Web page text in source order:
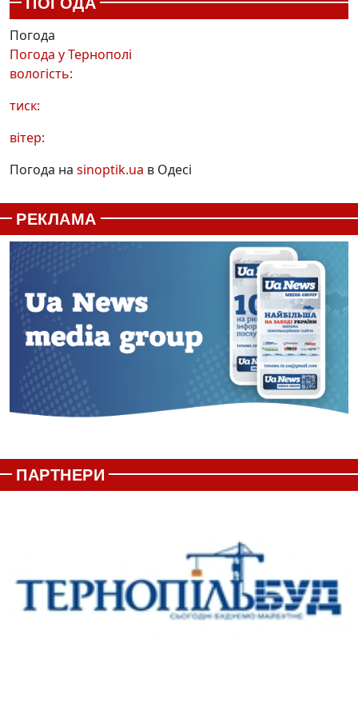
Погода
Погода уТернополі
вологість:
тиск:
вітер:
Погода на sinoptik.ua в Одесі
РЕКЛАМА
ПАРТНЕРИ